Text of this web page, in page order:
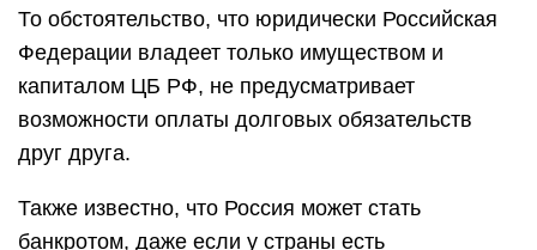
То обстоятельство, что юридически Российская
Федерации владеет только имуществом и
капиталом ЦБ РФ, не предусматривает
возможности оплаты долговых обязательств
друг друга.
Также известно, что Россия может стать
банкротом, даже если у страны есть